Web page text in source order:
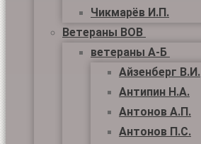
Чикмарёв И.П.
Ветераны ВОВ
ветераны А-Б
Айзенберг В.И.
Антипин Н.А.
Антонов А.П.
Антонов П.С.